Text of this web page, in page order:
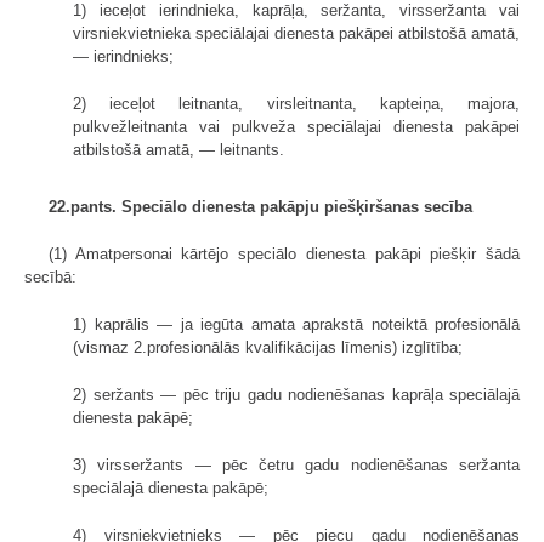
1) ieceļot ierindnieka, kaprāļa, seržanta, virsseržanta vai
virsniekvietnieka speciālajai dienesta pakāpei atbilstošā amatā,
— ierindnieks;
2) ieceļot leitnanta, virsleitnanta, kapteiņa, majora,
pulkvežleitnanta vai pulkveža speciālajai dienesta pakāpei
atbilstošā amatā, — leitnants.
22.pants. Speciālo dienesta pakāpju piešķiršanas secība
(1) Amatpersonai kārtējo speciālo dienesta pakāpi piešķir šādā
secībā:
1) kaprālis — ja iegūta amata aprakstā noteiktā profesionālā
(vismaz 2.profesionālās kvalifikācijas līmenis) izglītība;
2) seržants — pēc triju gadu nodienēšanas kaprāļa speciālajā
dienesta pakāpē;
3) virsseržants — pēc četru gadu nodienēšanas seržanta
speciālajā dienesta pakāpē;
4) virsniekvietnieks — pēc piecu gadu nodienēšanas